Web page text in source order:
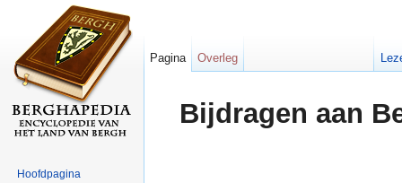
Bijdragen aan
Pagina Overleg
Hoofdpagina